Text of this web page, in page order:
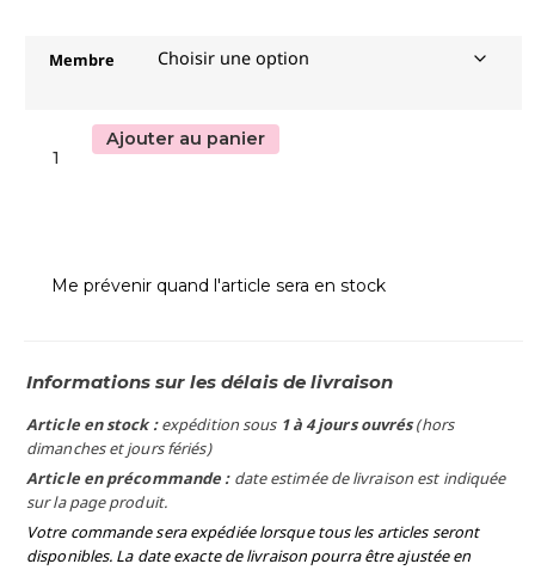
Membre
Ajouter au panier
Me prévenir quand l'article sera en stock
Informations sur les délais de livraison
Article en stock :expédition sous 1 à 4 jours ouvrés(hors
dimanches et jours fériés)
Article en précommande : date estimée de livraison est indiquée
sur la page produit.
Votre commande sera expédiée lorsque tous les articles seront
disponibles. La date exacte de livraison pourra être ajustée en